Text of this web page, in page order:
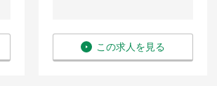
この求人を見る